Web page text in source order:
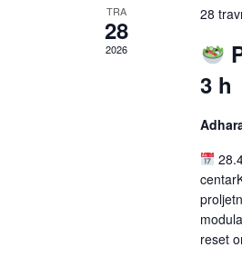
TRA
28
2026
28
3 h
reset